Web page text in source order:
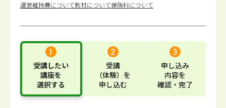
運営維持費について教材について保険料について
受講したい
講座を
選択する
受講
（体験） を
申し込む
申し込み
内容を
確認・完了